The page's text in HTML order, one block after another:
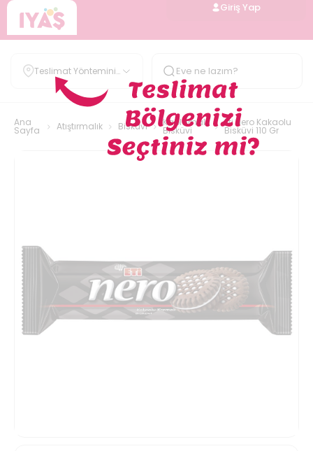
Giriş Yap
Teslimat Yöntemini
Belirle
Ana
Sayfa Atıştırmalık Bisküvi Kaplamalı
Bisküvi
Eti Nero Kakaolu
Bisküvi 110 Gr